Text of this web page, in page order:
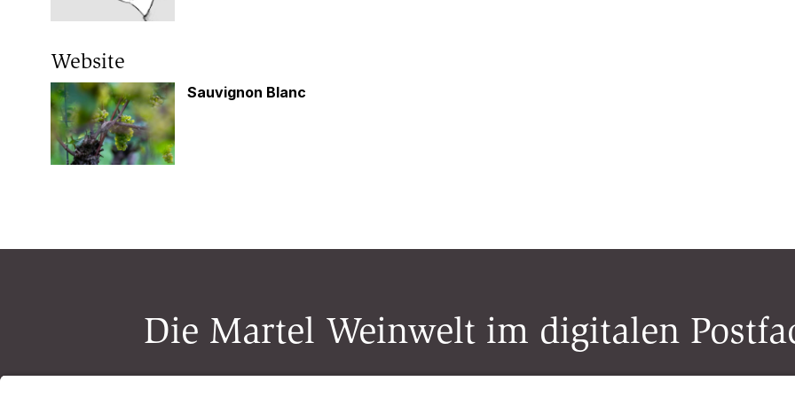
Website
Sauvignon Blanc
Die Martel Weinwelt im digitalen